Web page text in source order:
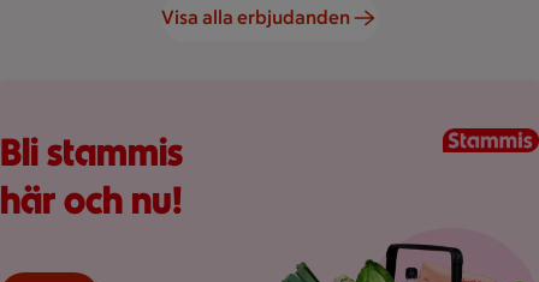
Visa alla erbjudanden
Bli stammis
här och nu!